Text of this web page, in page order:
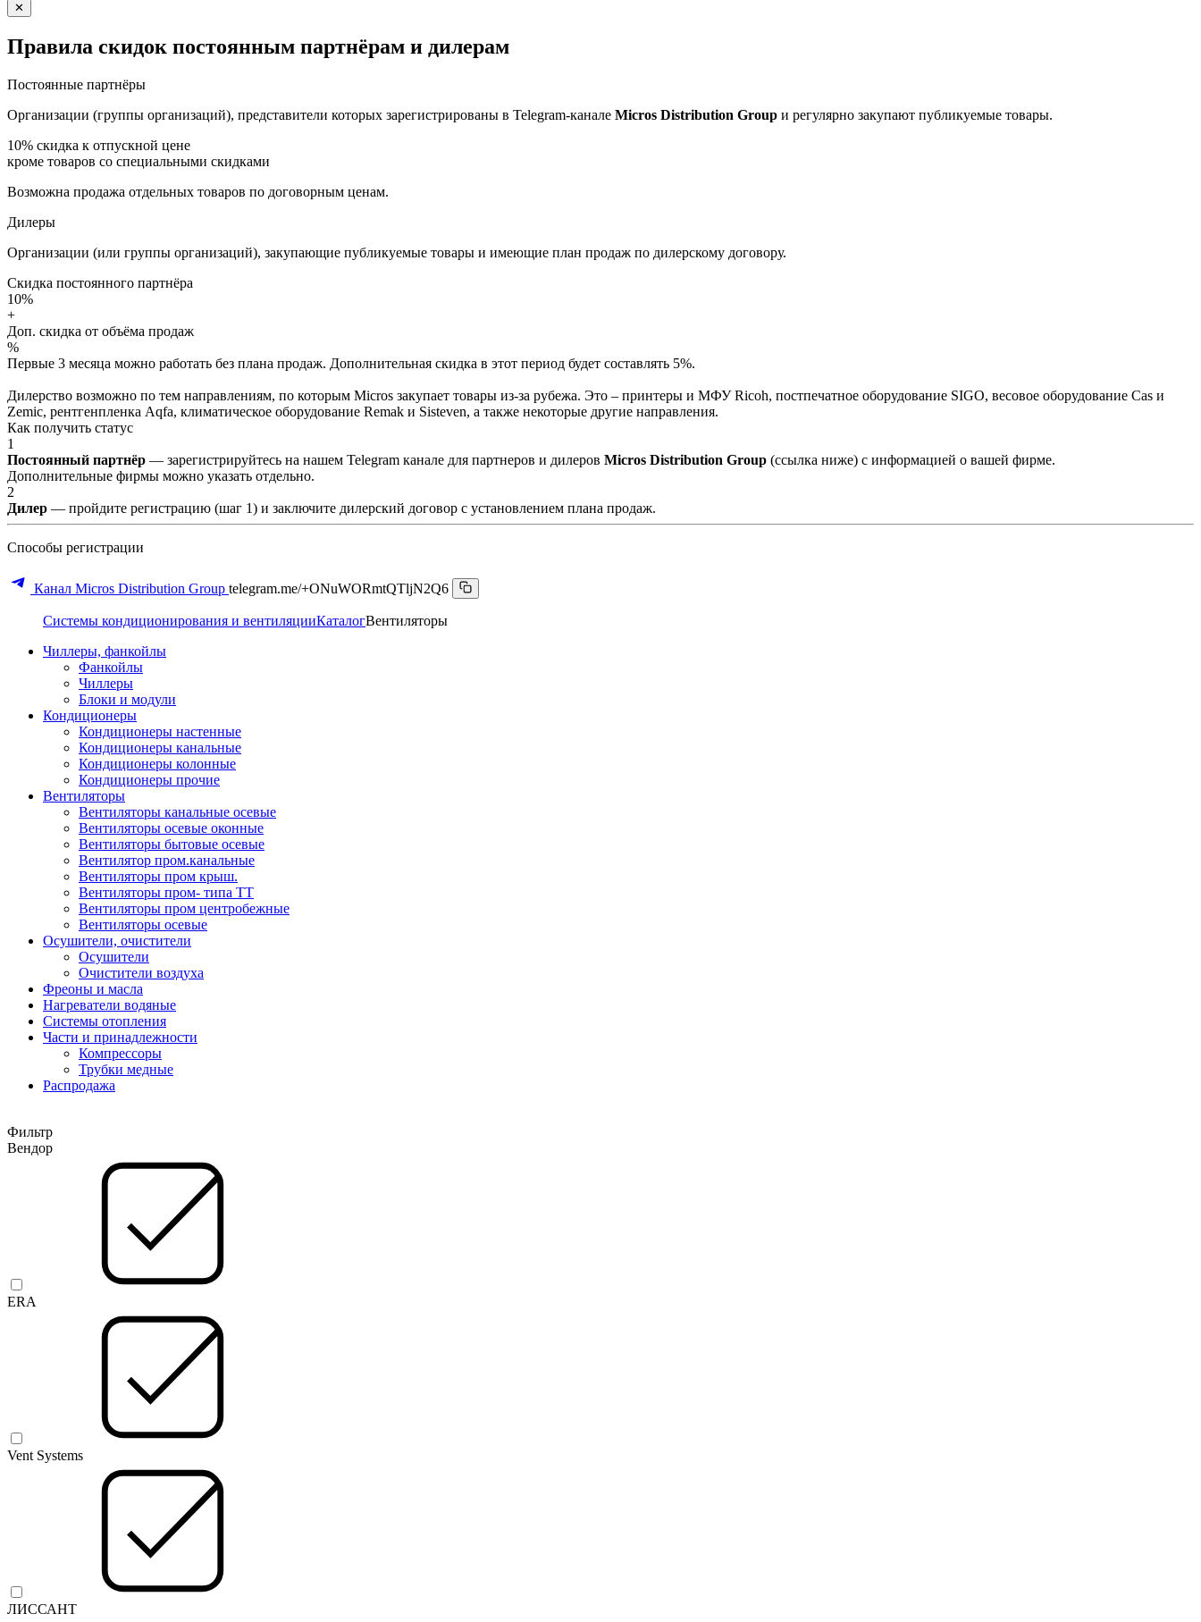
✕
Правила скидок постоянным партнёрам и дилерам
Постоянные партнёры
Организации (группы организаций), представители которых зарегистрированы в Telegram-канале Micros Distribution Group и регулярно закупают публикуемые товары.
10% скидка к отпускной цене
кроме товаров со специальными скидками
Возможна продажа отдельных товаров по договорным ценам.
Дилеры
Организации (или группы организаций), закупающие публикуемые товары и имеющие план продаж по дилерскому договору.
Скидка постоянного партнёра
10%
+
Доп. скидка от объёма продаж
%
Первые 3 месяца можно работать без плана продаж. Дополнительная скидка в этот период будет составлять 5%.
Дилерство возможно по тем направлениям, по которым Micros закупает товары из-за рубежа. Это – принтеры и МФУ Ricoh, постпечатное оборудование SIGO, весовое оборудование Cas и
Zemic, рентгенпленка Aqfa, климатическое оборудование Remak и Sisteven, а также некоторые другие направления.
Как получить статус
1
Постоянный партнёр — зарегистрируйтесь на нашем Telegram канале для партнеров и дилеров Micros Distribution Group (ссылка ниже) с информацией о вашей фирме.
Дополнительные фирмы можно указать отдельно.
2
Дилер — пройдите регистрацию (шаг 1) и заключите дилерский договор с установлением плана продаж.
Способы регистрации
Канал Micros Distribution Group telegram.me/+ONuWORmtQTljN2Q6
Системы кондиционирования и вентиляцииКаталогВентиляторы
Чиллеры, фанкойлы
Фанкойлы
Чиллеры
Блоки и модули
Кондиционеры
Кондиционеры настенные
Кондиционеры канальные
Кондиционеры колонные
Кондиционеры прочие
Вентиляторы
Вентиляторы канальные осевые
Вентиляторы осевые оконные
Вентиляторы бытовые осевые
Вентилятор пром.канальные
Вентиляторы пром крыш.
Вентиляторы пром- типа ТТ
Вентиляторы пром центробежные
Вентиляторы осевые
Осушители, очистители
Осушители
Очистители воздуха
Фреоны и масла
Нагреватели водяные
Системы отопления
Части и принадлежности
Компрессоры
Трубки медные
Раcпродажа
Фильтр
Вендор
ERA
Vent Systems
ЛИССАНТ